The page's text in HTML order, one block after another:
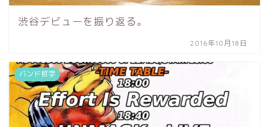
渋谷デビューを振り返る。
2016年10月18日
バンド哲学